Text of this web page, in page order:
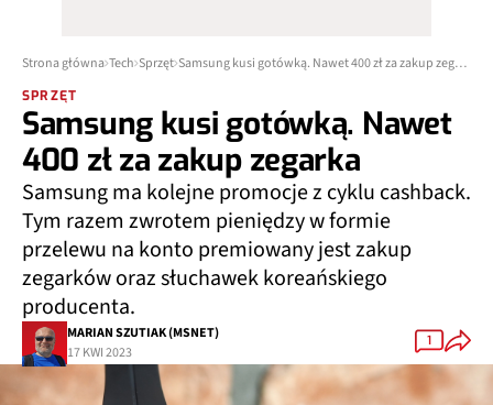
Strona główna Tech Sprzęt Samsung kusi gotówką. Nawet 400 zł za zakup zegarka
SPRZĘT
Samsung kusi gotówką. Nawet
400 zł za zakup zegarka
Samsung ma kolejne promocje z cyklu cashback.
Tym razem zwrotem pieniędzy w formie
przelewu na konto premiowany jest zakup
zegarków oraz słuchawek koreańskiego
producenta.
MARIAN SZUTIAK (MSNET)
17 KWI 2023
1